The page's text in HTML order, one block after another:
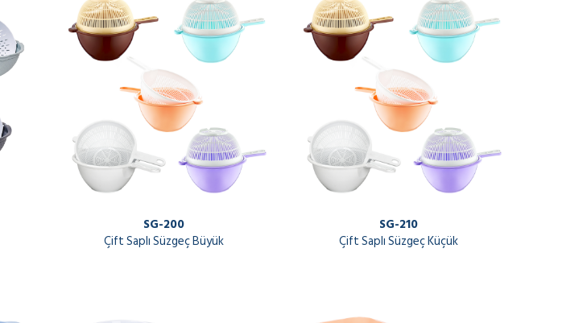
SG-200
Çift Saplı Süzgeç Büyük
SG-210
Çift Saplı Süzgeç Küçük